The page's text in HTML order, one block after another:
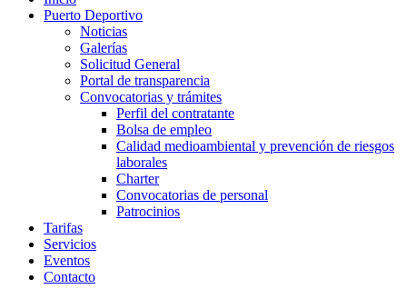
Puerto Deportivo
Noticias
Galerías
Solicitud General
Portal de transparencia
Convocatorias y trámites
Perfil del contratante
Bolsa de empleo
Calidad medioambiental y prevención de riesgos
laborales
Charter
Convocatorias de personal
Patrocinios
Tarifas
Servicios
Eventos
Contacto